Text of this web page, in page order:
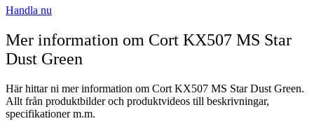
Handla nu
Mer information om Cort KX507 MS Star
Dust Green
Här hittar ni mer information om Cort KX507 MS Star Dust Green.
Allt från produktbilder och produktvideos till beskrivningar,
specifikationer m.m.